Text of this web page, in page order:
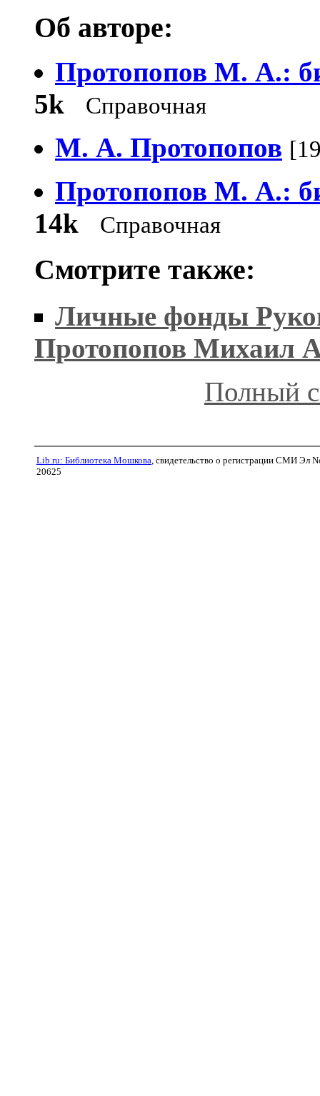
Об авторе:
Протопопов М. А.:
5k
Справочная
М. А. Протопопов
Протопопов М. А.:
14k
Справочная
Смотрите также:
Личные фонды
Протопопов Михаил
Полный
Lib.ru: Библиотека Мошкова , свидетельство о регистрации СМИ Эл
20625